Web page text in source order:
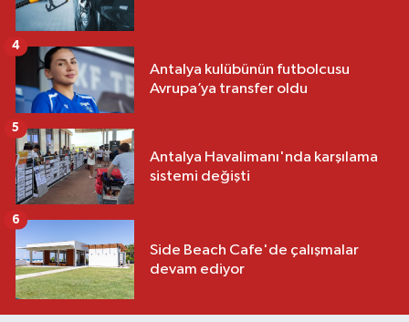
Antalya kulübünün futbolcusu
Avrupa’ya transfer oldu
4
Antalya Havalimanı'nda karşılama
sistemi değişti
5
Side Beach Cafe'de çalışmalar
devam ediyor
6